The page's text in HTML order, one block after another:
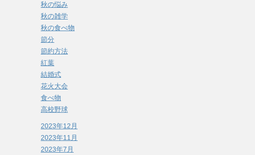
秋の悩み
秋の雑学
秋の食べ物
節分
節約方法
紅葉
結婚式
花火大会
食べ物
高校野球
2023年12月
2023年11月
2023年7月